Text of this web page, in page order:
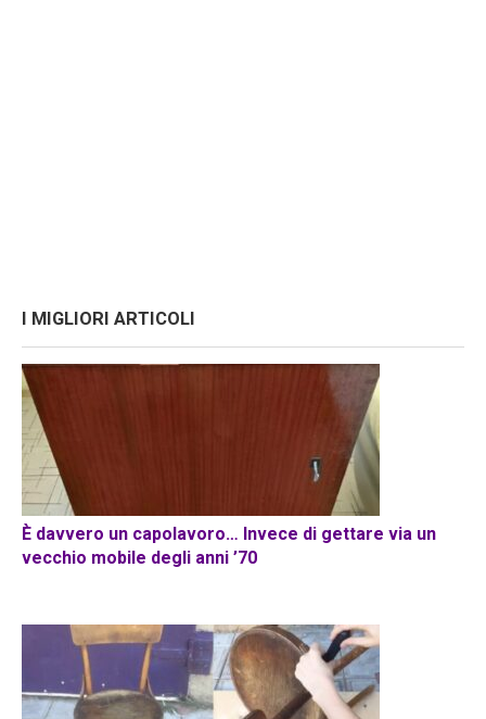
I MIGLIORI ARTICOLI
È davvero un capolavoro… Invece di gettare via un
vecchio mobile degli anni ’70